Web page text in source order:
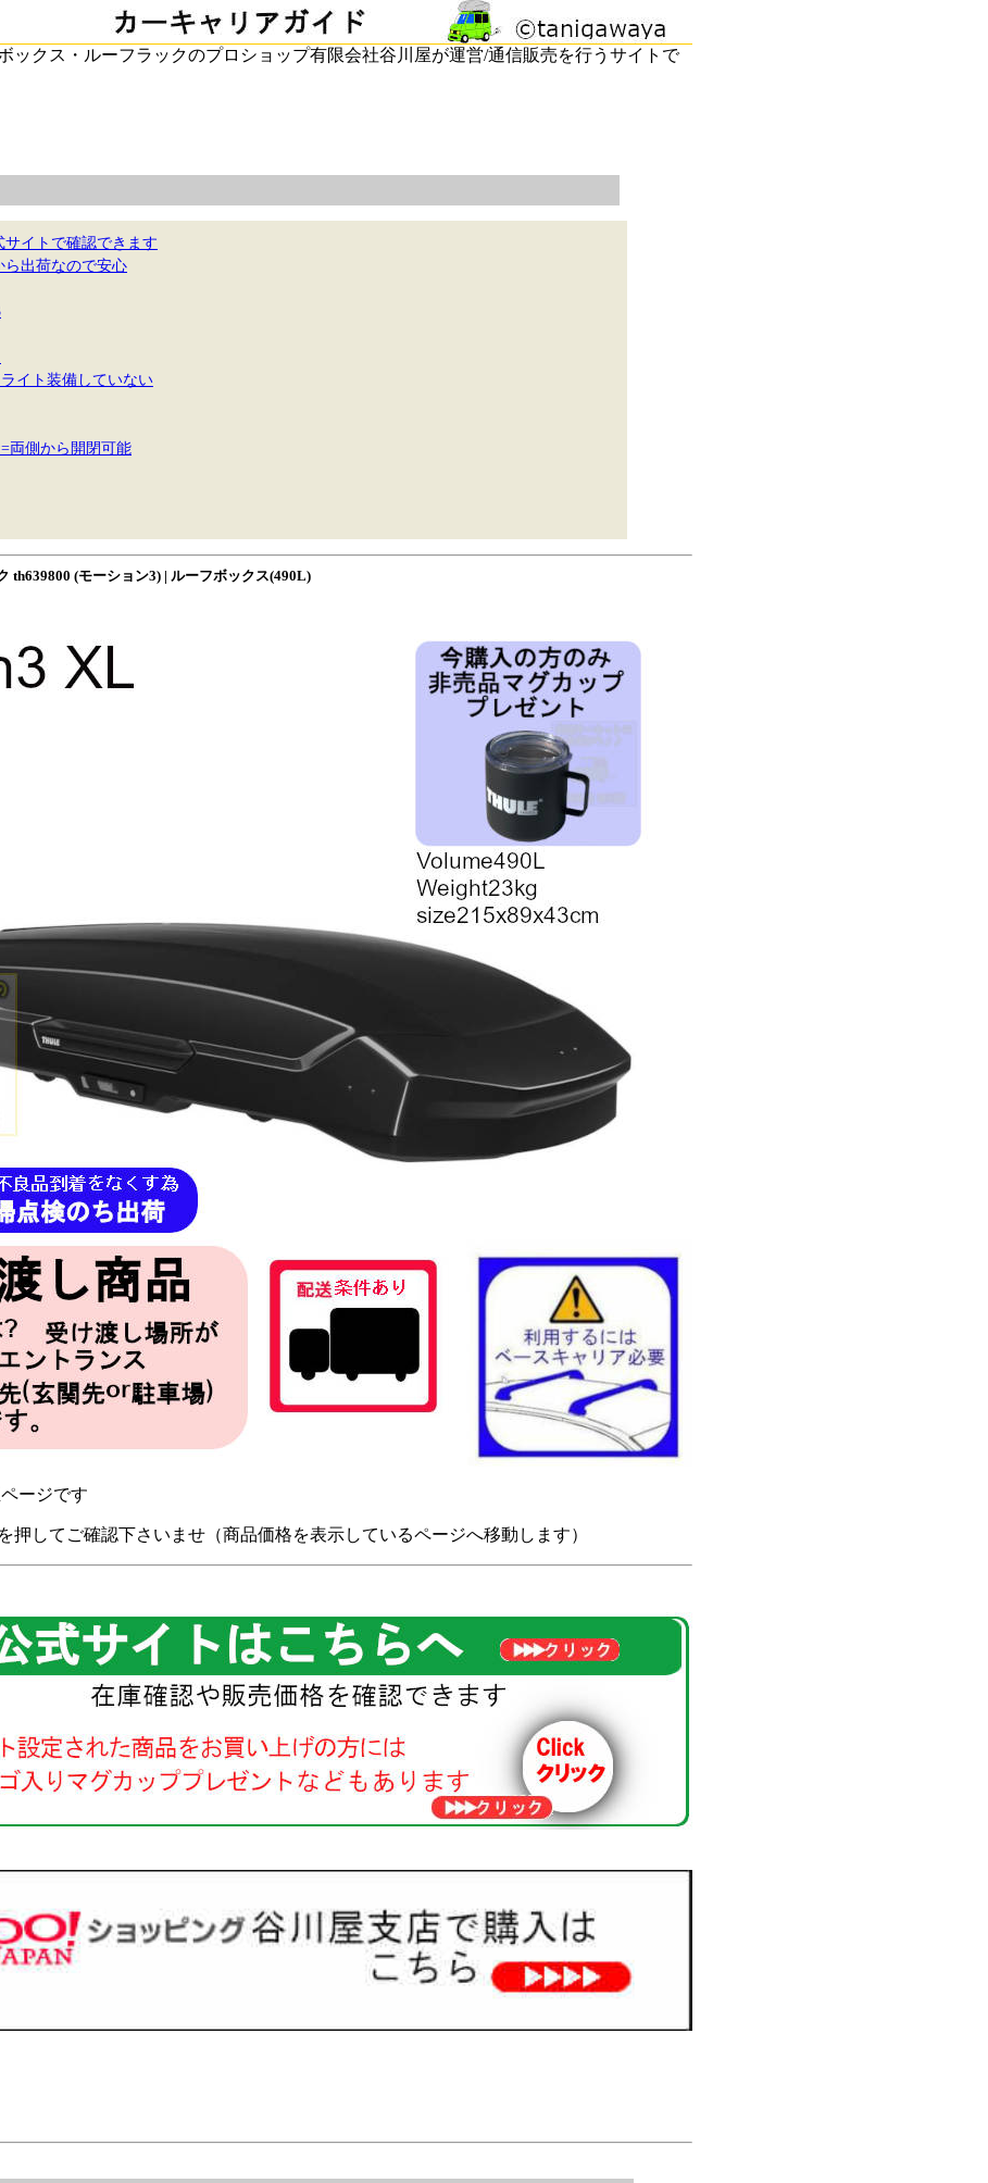
ックス・ルーフラックのプロショップ有限会社谷川屋が運営/通信販売を行うサイトで
イトで確認できます
ら出荷なので安心
イト装備していない
両側から開閉可能
th639800 (モーション3) | ルーフボックス(490L)
ージです
押してご確認下さいませ（商品価格を表示しているページへ移動します）